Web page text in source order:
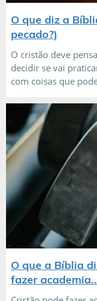
O que diz a
pecado?)
O cristão deve
decidir se vai
com coisas que
O que a Bíblia
fazer